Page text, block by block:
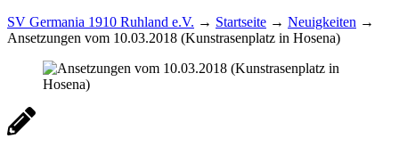
SV Germania 1910 Ruhland e.V. → Startseite → Neuigkeiten →
Ansetzungen vom 10.03.2018 (Kunstrasenplatz in Hosena)